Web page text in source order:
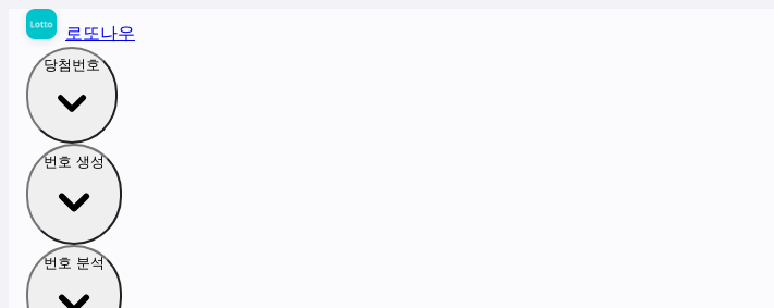
로또나우
당첨번호
번호 생성
번호 분석